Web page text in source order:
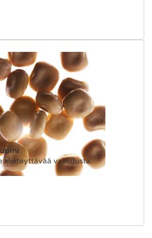
kiinteyttävää vaikutusta.